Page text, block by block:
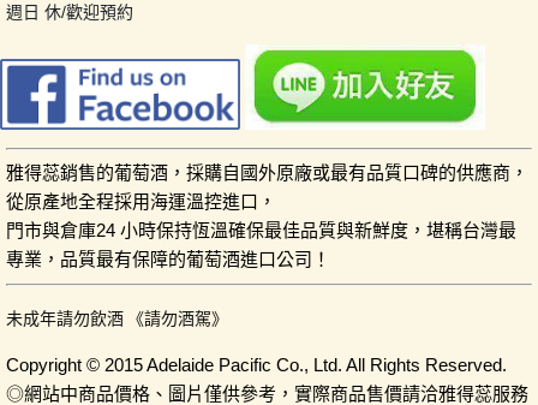
週日 休/歡迎預約
雅得蕊銷售的葡萄酒，採購自國外原廠或最有品質口碑的供應商，
從原產地全程採用海運溫控進口，
門市與倉庫24 小時保持恆溫確保最佳品質與新鮮度，堪稱台灣最
專業，品質最有保障的葡萄酒進口公司！
未成年請勿飲酒 《請勿酒駕》
Copyright © 2015 Adelaide Pacific Co., Ltd. All Rights Reserved.
◎網站中商品價格、圖片僅供參考，實際商品售價請洽雅得蕊服務